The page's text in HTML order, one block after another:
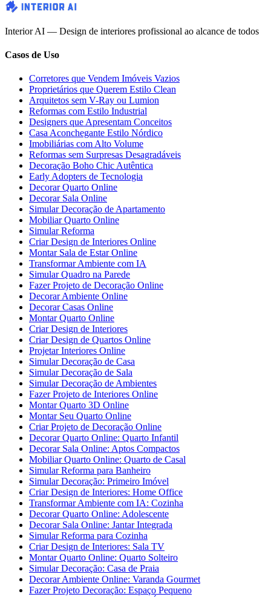
Interior AI — Design de interiores profissional ao alcance de todos
Casos de Uso
Corretores que Vendem Imóveis Vazios
Proprietários que Querem Estilo Clean
Arquitetos sem V-Ray ou Lumion
Reformas com Estilo Industrial
Designers que Apresentam Conceitos
Casa Aconchegante Estilo Nórdico
Imobiliárias com Alto Volume
Reformas sem Surpresas Desagradáveis
Decoração Boho Chic Autêntica
Early Adopters de Tecnologia
Decorar Quarto Online
Decorar Sala Online
Simular Decoração de Apartamento
Mobiliar Quarto Online
Simular Reforma
Criar Design de Interiores Online
Montar Sala de Estar Online
Transformar Ambiente com IA
Simular Quadro na Parede
Fazer Projeto de Decoração Online
Decorar Ambiente Online
Decorar Casas Online
Montar Quarto Online
Criar Design de Interiores
Criar Design de Quartos Online
Projetar Interiores Online
Simular Decoração de Casa
Simular Decoração de Sala
Simular Decoração de Ambientes
Fazer Projeto de Interiores Online
Montar Quarto 3D Online
Montar Seu Quarto Online
Criar Projeto de Decoração Online
Decorar Quarto Online: Quarto Infantil
Decorar Sala Online: Aptos Compactos
Mobiliar Quarto Online: Quarto de Casal
Simular Reforma para Banheiro
Simular Decoração: Primeiro Imóvel
Criar Design de Interiores: Home Office
Transformar Ambiente com IA: Cozinha
Decorar Quarto Online: Adolescente
Decorar Sala Online: Jantar Integrada
Simular Reforma para Cozinha
Criar Design de Interiores: Sala TV
Montar Quarto Online: Quarto Solteiro
Simular Decoração: Casa de Praia
Decorar Ambiente Online: Varanda Gourmet
Fazer Projeto Decoração: Espaço Pequeno